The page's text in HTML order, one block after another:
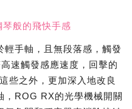
般的飛快手感
手軸，且無段落感，觸發
速觸發感應速度，回擊的
些之外，更加深入地改良
，ROG RX的光學機械開關